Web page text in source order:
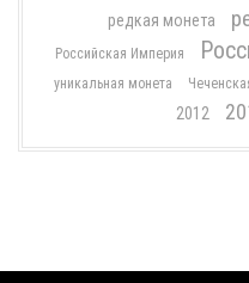
редкая монета
Российская Империя
уникальная монета
2012